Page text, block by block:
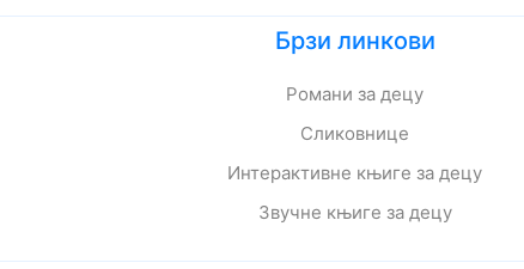
Брзи линкови
Романи за децу
Сликовнице
Интерактивне књиге за децу
Звучне књиге за децу